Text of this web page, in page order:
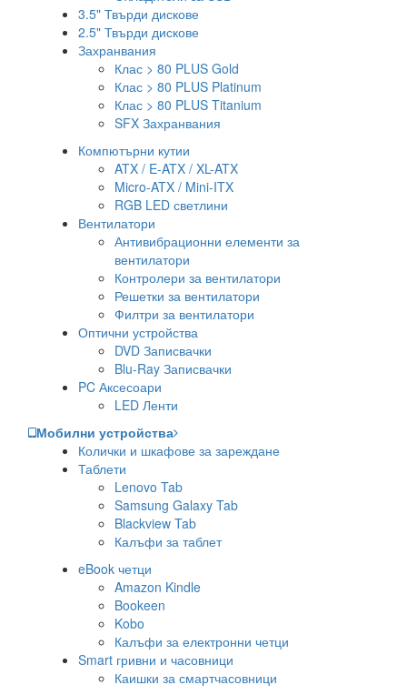
3.5" Твърди дискове
2.5" Твърди дискове
Захранвания
Клас > 80 PLUS Gold
Клас > 80 PLUS Platinum
Клас > 80 PLUS Titanium
SFX Захранвания
Компютърни кутии
ATX / E-ATX / XL-ATX
Micro-ATX / Mini-ITX
RGB LED светлини
Вентилатори
Антивибрационни елементи за
вентилатори
Контролери за вентилатори
Решетки за вентилатори
Филтри за вентилатори
Оптични устройства
DVD Записвачки
Blu-Ray Записвачки
PC Аксесоари
LED Ленти
Мобилни устройства
Колички и шкафове за зареждане
Таблети
Lenovo Tab
Samsung Galaxy Tab
Blackview Tab
Калъфи за таблет
eBook четци
Amazon Kindle
Bookeen
Kobo
Калъфи за електронни четци
Smart гривни и часовници
Каишки за смартчасовници